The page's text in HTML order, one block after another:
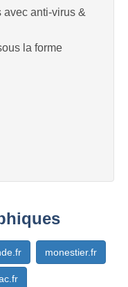
avec anti-virus &
la forme
monestier.fr